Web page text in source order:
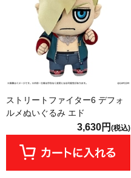
ストリートファイター6 デフォ
ルメぬいぐるみ エド
3,630円 (税込)